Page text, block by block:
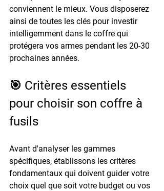
conviennent le mieux. Vous disposerez
ainsi de toutes les clés pour investir
intelligemment dans le coffre qui
protégera vos armes pendant les 20-30
prochaines années.
🎯 Critères essentiels
pour choisir son coffre à
fusils
Avant d'analyser les gammes
spécifiques, établissons les critères
fondamentaux qui doivent guider votre
choix quel que soit votre budget ou vos